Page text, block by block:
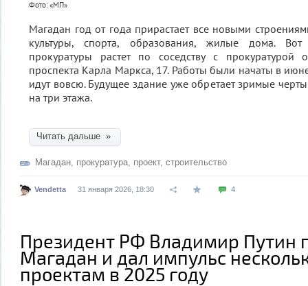
Фото: «МП»
Магадан год от года прирастает все новыми
культуры, спорта, образования, жилые дома.
прокуратуры растет по соседству с
проспекта Карла Маркса, 17. Работы были начаты в
идут вовсю. Будущее здание уже обретает зримые
на три этажа.
Читать дальше »
Магадан, прокуратура, проект, строительство
Vendetta 31 января 2026, 18:30 4
Президент РФ Владимир Путин
Магадан и дал импульс
проектам в 2025 году